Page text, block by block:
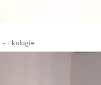
Ekologie